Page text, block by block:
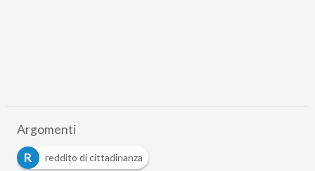
Argomenti
R
reddito di cittadinanza